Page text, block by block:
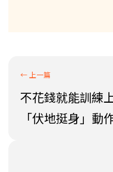
不花錢就能訓練
「伏地挺身」動